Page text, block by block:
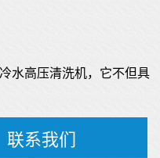
水高压清洗机，它不但具
联系我们